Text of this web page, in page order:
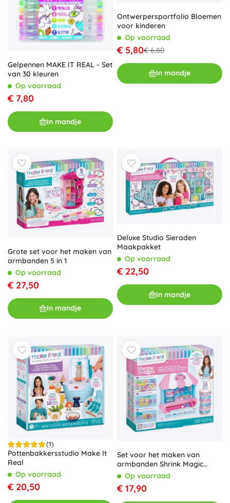
Gelpennen MAKE IT REAL - Set
van 30 kleuren
Op voorraad
€ 7,80
In mandje
Ontwerpersportfolio Bloemen
voor kinderen
Op voorraad
€ 5,80€ 6,80
In mandje
Grote set voor het maken van
armbanden 5 in 1
Op voorraad
€ 27,50
In mandje
Deluxe Studio Sieraden
Maakpakket
Op voorraad
€ 22,50
In mandje
(1)
Pottenbakkersstudio Make It
Real
Op voorraad
€ 20,50
Set voor het maken van
armbanden Shrink Magic
Candy Shop
Op voorraad
€ 17,90